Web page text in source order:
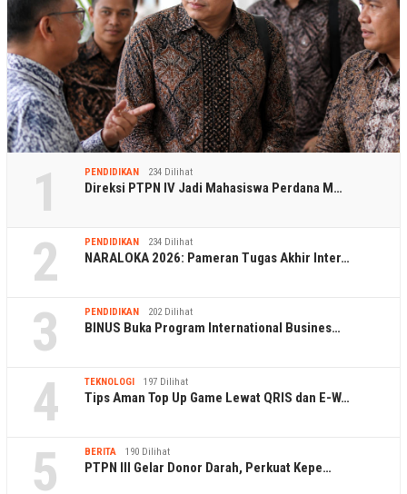
1 PENDIDIKAN 234 Dilihat
Direksi PTPN IV Jadi Mahasiswa Perdana M…
2 PENDIDIKAN 234 Dilihat
NARALOKA 2026: Pameran Tugas Akhir Inter…
3 PENDIDIKAN 202 Dilihat
BINUS Buka Program International Busines…
4 TEKNOLOGI 197 Dilihat
Tips Aman Top Up Game Lewat QRIS dan E-W…
5 BERITA 190 Dilihat
PTPN III Gelar Donor Darah, Perkuat Kepe…